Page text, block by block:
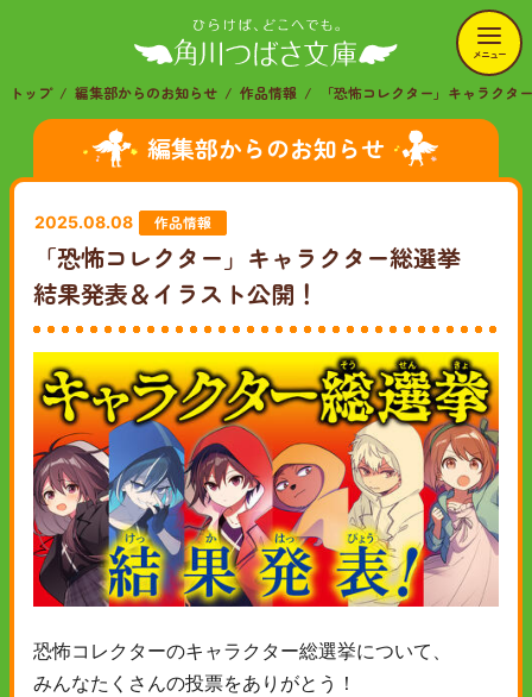
メニュー
トップ 編集部からのお知らせ 作品情報 「恐怖コレクター」キャラク
編集部からのお知らせ
2025.08.08 作品情報
「恐怖コレクター」キャラクター総選挙
結果発表＆イラスト公開！
恐怖コレクターのキャラクター総選挙について、
みんなたくさんの投票をありがとう！